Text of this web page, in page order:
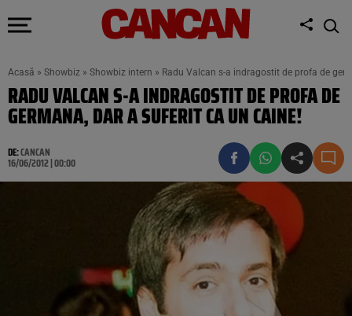
Acasă » Showbiz » Showbiz intern » Radu Valcan s-a indragostit de profa de
RADU VALCAN S-A INDRAGOSTIT DE PROFA DE
GERMANA, DAR A SUFERIT CA UN CAINE!
DE:CANCAN
16/06/2012 | 00:00